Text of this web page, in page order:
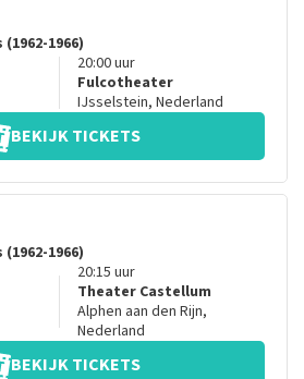
1966)
20:00uur
Fulcotheater
IJsselstein, Nederland
BEKIJK TICKETS
1966)
20:15 uur
Theater Castellum
Alphen aan den Rijn,
Nederland
BEKIJK TICKETS